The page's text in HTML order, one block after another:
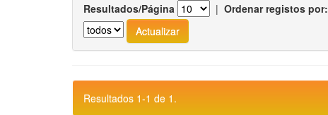
Resultados/Página | Ordenar registos por:
Resultados 1-1 de 1.